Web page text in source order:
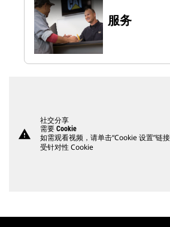
服务
warning
社交分享
需要 Cookie
如需观看视频，请单击“Cookie 设置”链
受针对性 Cookie